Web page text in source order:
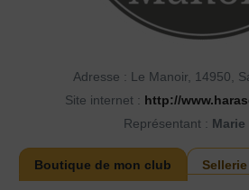
Adresse : Le Manoir, 14950,
Site internet : http://
Représentant : Marie
Boutique de mon club